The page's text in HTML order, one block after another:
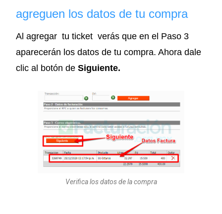
agreguen los datos de tu compra
Al agregar tu ticket verás que en el Paso 3
aparecerán los datos de tu compra. Ahora dale
clic al botón deSiguiente.
Verifica los datos de la compra